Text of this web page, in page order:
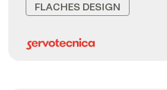
FLACHES DESIGN